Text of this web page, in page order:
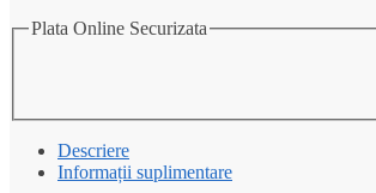
2015Plata Online Securizata
Descriere
Informații suplimentare